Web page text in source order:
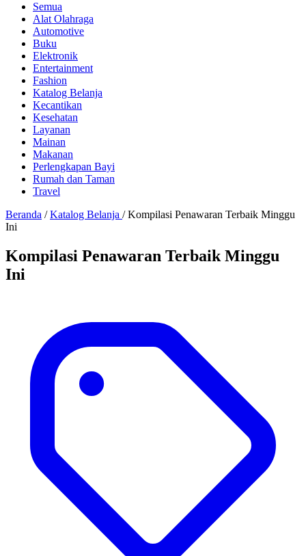
Semua
Alat Olahraga
Automotive
Buku
Elektronik
Entertainment
Fashion
Katalog Belanja
Kecantikan
Kesehatan
Layanan
Mainan
Makanan
Perlengkapan Bayi
Rumah dan Taman
Travel
Beranda / Katalog Belanja / Kompilasi Penawaran Terbaik Minggu
Ini
Kompilasi Penawaran Terbaik Minggu
Ini